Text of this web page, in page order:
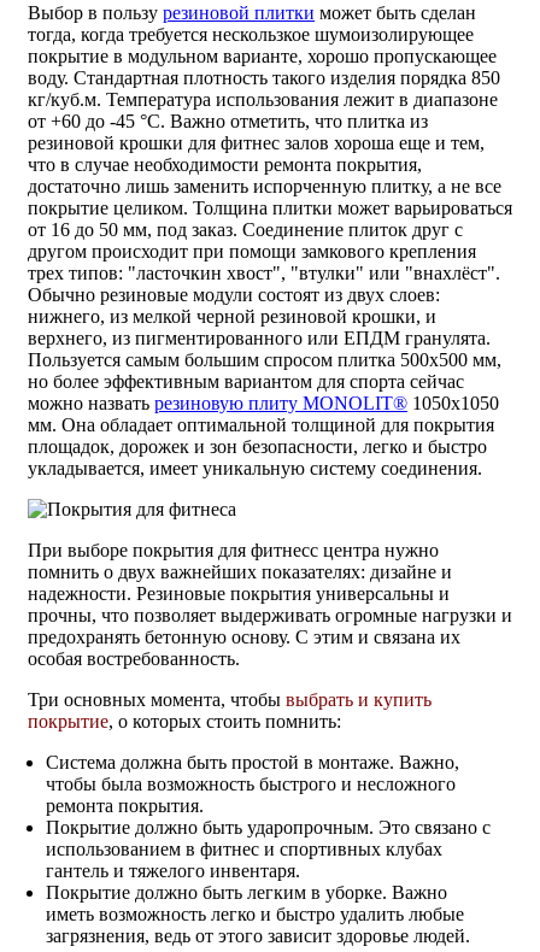
Выбор в пользу резиновой плитки может быть сделан
тогда, когда требуется нескользкое шумоизолирующее
покрытие в модульном варианте, хорошо пропускающее
воду. Стандартная плотность такого изделия порядка 850
кг/куб.м. Температура использования лежит в диапазоне
от +60 до -45 °С. Важно отметить, что плитка из
резиновой крошки для фитнес залов хороша еще и тем,
что в случае необходимости ремонта покрытия,
достаточно лишь заменить испорченную плитку, а не все
покрытие целиком. Толщина плитки может варьироваться
от 16 до 50 мм, под заказ. Соединение плиток друг с
другом происходит при помощи замкового крепления
трех типов: "ласточкин хвост", "втулки" или "внахлёст".
Обычно резиновые модули состоят из двух слоев:
нижнего, из мелкой черной резиновой крошки, и
верхнего, из пигментированного или ЕПДМ гранулята.
Пользуется самым большим спросом плитка 500x500 мм,
но более эффективным вариантом для спорта сейчас
можно назвать резиновую плиту MONOLIT® 1050x1050
мм. Она обладает оптимальной толщиной для покрытия
площадок, дорожек и зон безопасности, легко и быстро
укладывается, имеет уникальную систему соединения.
При выборе покрытия для фитнесс центра нужно
помнить о двух важнейших показателях: дизайне и
надежности. Резиновые покрытия универсальны и
прочны, что позволяет выдерживать огромные нагрузки и
предохранять бетонную основу. С этим и связана их
особая востребованность.
Три основных момента, чтобы выбрать и купить
покрытие, о которых стоить помнить:
Система должна быть простой в монтаже. Важно,
чтобы была возможность быстрого и несложного
ремонта покрытия.
Покрытие должно быть ударопрочным. Это связано с
использованием в фитнес и спортивных клубах
гантель и тяжелого инвентаря.
Покрытие должно быть легким в уборке. Важно
иметь возможность легко и быстро удалить любые
загрязнения, ведь от этого зависит здоровье людей.